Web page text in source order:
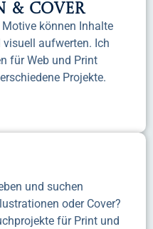
Cover
können Inhalte
aufwerten. Ich
für Web und Print
Projekte.
und suchen
oder Cover?
für Print und